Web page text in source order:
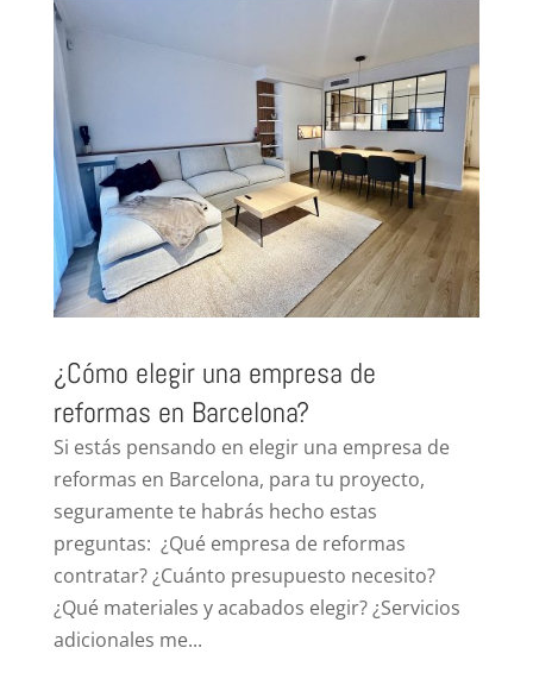
¿Cómo elegir una empresa de
reformas en Barcelona?
Si estás pensando en elegir una empresa de
reformas en Barcelona, para tu proyecto,
seguramente te habrás hecho estas
preguntas: ¿Qué empresa de reformas
contratar? ¿Cuánto presupuesto necesito?
¿Qué materiales y acabados elegir? ¿Servicios
adicionales me...